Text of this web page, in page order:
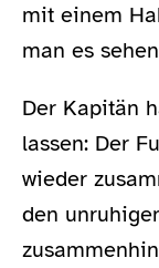
mit einem
man es
Der Kapitän
lassen: Der
wieder
den